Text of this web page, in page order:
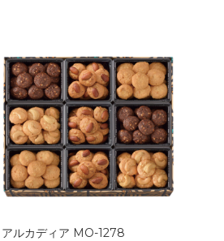
アルカディア MO-1278